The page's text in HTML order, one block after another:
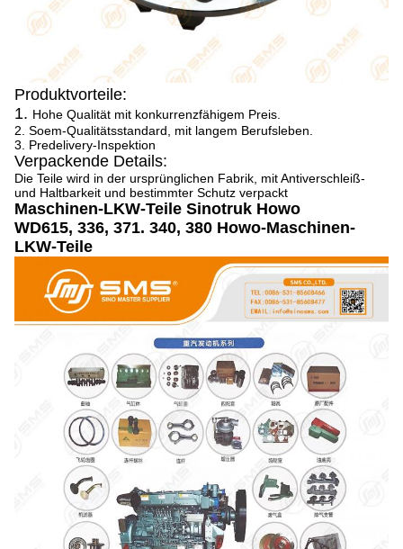
Produktvorteile:
1. Hohe Qualität mit konkurrenzfähigem Preis.
2. Soem-Qualitätsstandard, mit langem Berufsleben.
3. Predelivery-Inspektion
Verpackende Details:
Die Teile wird in der ursprünglichen Fabrik, mit Antiverschleiß-
und Haltbarkeit und bestimmter Schutz verpackt
Maschinen-LKW-Teile Sinotruk Howo
WD615, 336, 371. 340, 380 Howo-Maschinen-
LKW-Teile